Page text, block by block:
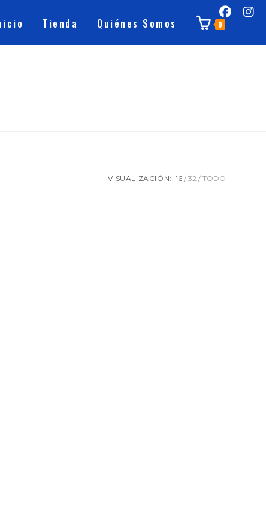
Tienda Quiénes Somos 0
VISUALIZACIÓN: 16 32 TODO